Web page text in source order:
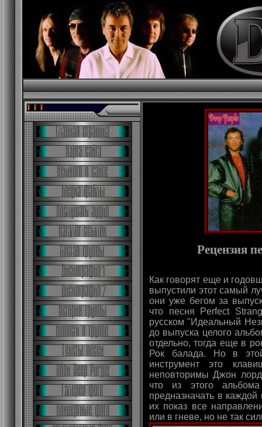
Рецензия
Как говорят еще и
выпустили этот самый
они уже бегом за
что песня Perfect
русском "Идеальный
до выпуска целого
отдельно, тогда еще в
Рок балада. Но в
инструмент это
неповторимы Джон
что из этого
предназначать в
их показ все
или в гневе, но не так